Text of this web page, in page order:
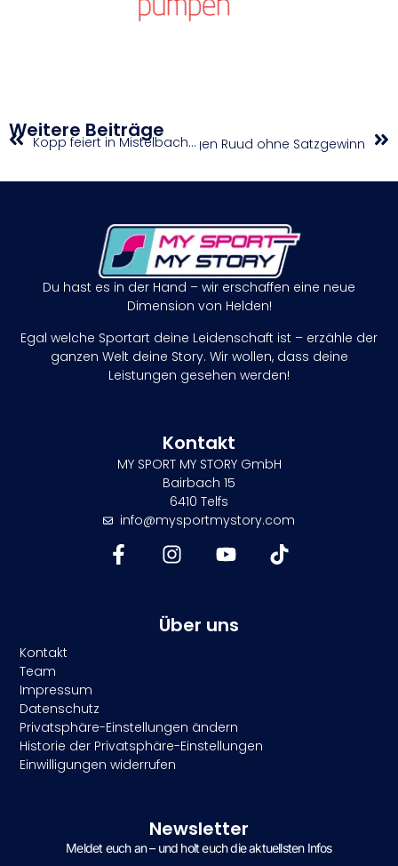
Weitere Beiträge Kopp feiert in Mistelbach souveränen Heimtriumph
Ofner bleibt gegen Ruud ohne Satzgewinn
Du hast es in der Hand – wir erschaffen eine neue
Dimension von Helden!
Egal welche Sportart deine Leidenschaft ist – erzähle der
ganzen Welt deine Story. Wir wollen, dass deine
Leistungen gesehen werden!
Kontakt
MY SPORT MY STORY GmbH
Bairbach 15
6410 Telfs
info@mysportmystory.com
Über uns
Kontakt
Team
Impressum
Datenschutz
Privatsphäre-Einstellungen ändern
Historie der Privatsphäre-Einstellungen
Einwilligungen widerrufen
Newsletter
Meldet euch an – und holt euch die aktuellsten Infos